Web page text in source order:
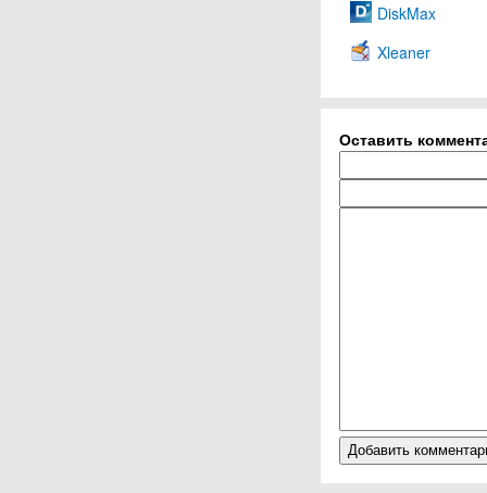
DiskMax
Xleaner
Оставить